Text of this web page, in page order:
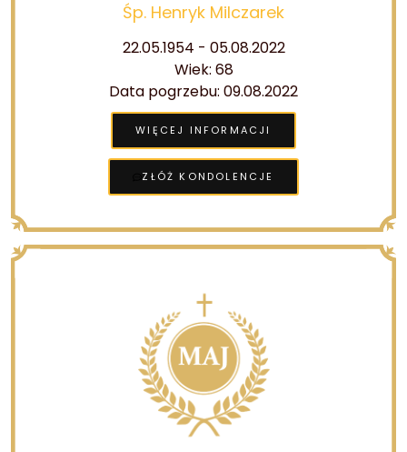
Śp. Henryk Milczarek
22.05.1954 - 05.08.2022
Wiek: 68
Data pogrzebu: 09.08.2022
WIĘCEJ INFORMACJI
ZŁÓŻ KONDOLENCJE